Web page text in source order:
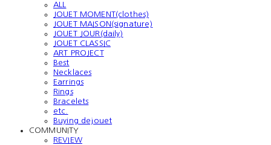
ALL
JOUET MOMENT(clothes)
JOUET MAISON(signature)
JOUET JOUR(daily)
JOUET CLASSIC
ART PROJECT
Best
Necklaces
Earrings
Rings
Bracelets
etc.
Buying dejouet
COMMUNITY
REVIEW